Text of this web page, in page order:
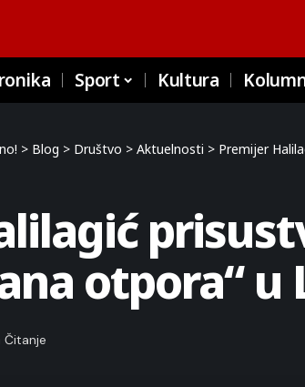
Sport Kultura
> Blog > Društvo > Aktuelnosti > Premijer
otpora“ u
Čitanje